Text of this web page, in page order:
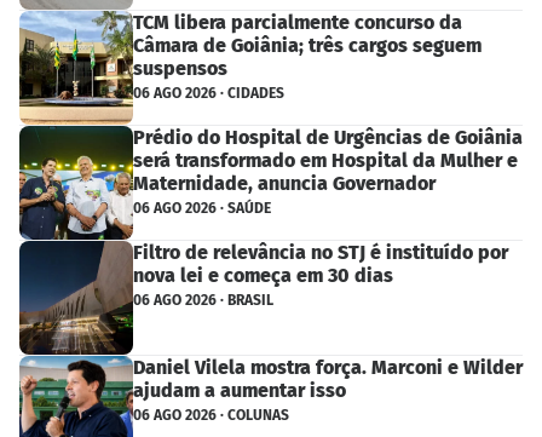
TCM libera parcialmente concurso da
Câmara de Goiânia; três cargos seguem
suspensos
06 AGO 2026 · CIDADES
Prédio do Hospital de Urgências de Goiânia
será transformado em Hospital da Mulher e
Maternidade, anuncia Governador
06 AGO 2026 · SAÚDE
Filtro de relevância no STJ é instituído por
nova lei e começa em 30 dias
06 AGO 2026 · BRASIL
Daniel Vilela mostra força. Marconi e Wilder
ajudam a aumentar isso
06 AGO 2026 · COLUNAS